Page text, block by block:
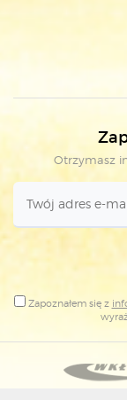
Otrzymasz
Zapoznałem się z